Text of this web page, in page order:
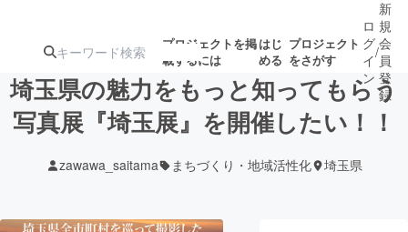
プロジェクトを掲
載するには
はじ
める
プロジェクト
をさがす
ジェクト
ターン
ジェクト
募集終了が近いプ
ロジェクト
もうすぐ公開
されます
ロ
グ
イ
ン
/
新
規
会
員
登
録
埼玉県の魅力をもっと知ってもらう
写真展『埼玉展』を開催したい！！
zawawa_saitama まちづくり・地域活性化 埼玉県